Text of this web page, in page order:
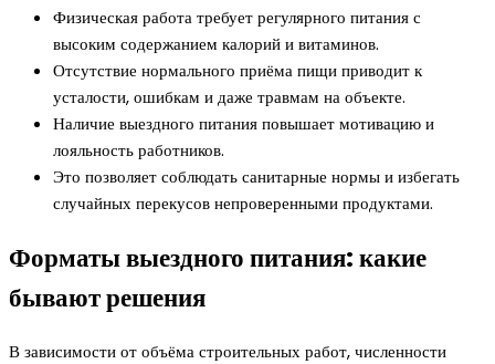
Физическая работа требует регулярного питания с
высоким содержанием калорий и витаминов.
Отсутствие нормального приёма пищи приводит к
усталости, ошибкам и даже травмам на объекте.
Наличие выездного питания повышает мотивацию и
лояльность работников.
Это позволяет соблюдать санитарные нормы и избегать
случайных перекусов непроверенными продуктами.
Форматы выездного питания: какие
бывают решения
В зависимости от объёма строительных работ, численности